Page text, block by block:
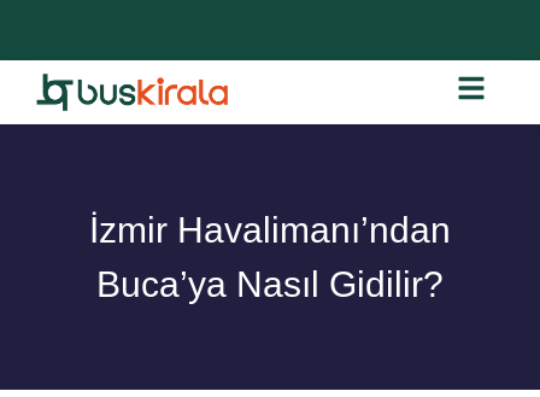
İzmir Havalimanı’ndan
Buca’ya Nasıl Gidilir?